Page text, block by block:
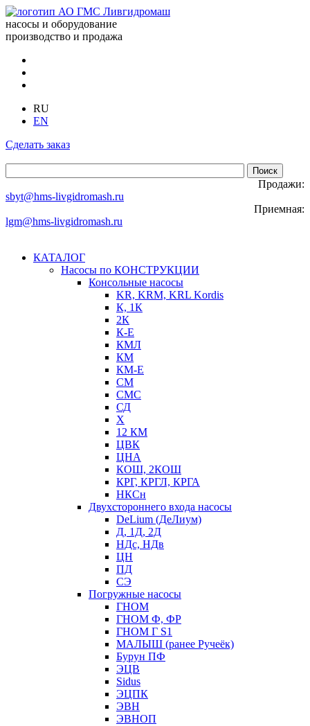
насосы и оборудование
производство и продажа
RU
EN
Сделать заказ
Продажи:
sbyt@hms-livgidromash.ru
Приемная:
lgm@hms-livgidromash.ru
КАТАЛОГ
Насосы по КОНСТРУКЦИИ
Консольные насосы
KR, KRM, KRL Kordis
К, 1К
2К
К-Е
КМЛ
КМ
КМ-Е
СМ
СМС
СД
Х
12 КМ
ЦВК
ЦНА
КОШ, 2КОШ
КРГ, КРГЛ, КРГА
НКСн
Двухстороннего входа насосы
DeLium (ДеЛиум)
Д, 1Д, 2Д
НДс, НДв
ЦН
ПД
СЭ
Погружные насосы
ГНОМ
ГНОМ Ф, ФР
ГНОМ Г S1
МАЛЫШ (ранее Ручеёк)
Бурун ПФ
ЭЦВ
Sidus
ЭЦПК
ЭВН
ЭВНОП